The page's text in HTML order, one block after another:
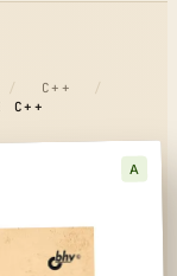
/ C++
/
C++
A